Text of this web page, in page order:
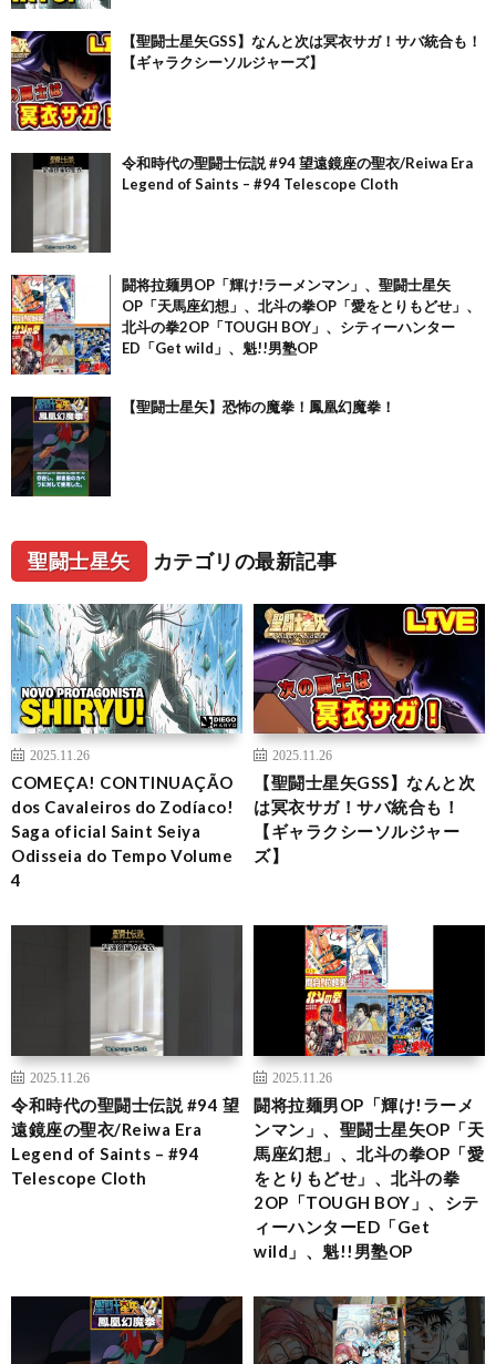
【聖闘士星矢GSS】なんと次は冥衣サガ！サバ統合も！
【ギャラクシーソルジャーズ】
令和時代の聖闘士伝説 #94 望遠鏡座の聖衣/Reiwa Era
Legend of Saints – #94 Telescope Cloth
闘将拉麺男OP「輝け!ラーメンマン」、聖闘士星矢
OP「天馬座幻想」、北斗の拳OP「愛をとりもどせ」、
北斗の拳2OP「TOUGH BOY」、シティーハンター
ED「Get wild」、魁!!男塾OP
【聖闘士星矢】恐怖の魔拳！鳳凰幻魔拳！
聖闘士星矢 カテゴリの最新記事
2025.11.26
COMEÇA! CONTINUAÇÃO
dos Cavaleiros do Zodíaco!
Saga oficial Saint Seiya
Odisseia do Tempo Volume
4
2025.11.26
【聖闘士星矢GSS】なんと次
は冥衣サガ！サバ統合も！
【ギャラクシーソルジャー
ズ】
2025.11.26
令和時代の聖闘士伝説 #94 望
遠鏡座の聖衣/Reiwa Era
Legend of Saints – #94
Telescope Cloth
2025.11.26
闘将拉麺男OP「輝け!ラーメ
ンマン」、聖闘士星矢OP「天
馬座幻想」、北斗の拳OP「愛
をとりもどせ」、北斗の拳
2OP「TOUGH BOY」、シテ
ィーハンターED「Get
wild」、魁!!男塾OP